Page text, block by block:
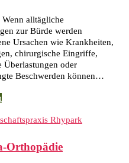
alltägliche
zur Bürde werden
Ursachen wie Krankheiten,
chirurgische Eingriffe,
Überlastungen oder
Beschwerden können…
Orthopädie